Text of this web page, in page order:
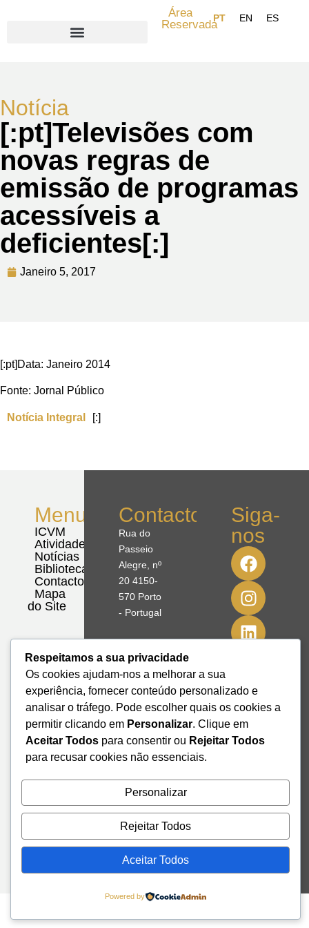
Área
Reservada
Notícia
[:pt]Televisões com
novas regras de
emissão de programas
acessíveis a
deficientes[:]
Janeiro 5, 2017
[:pt]Data: Janeiro 2014
Fonte: Jornal Público
Notícia Integral [:]
Menu
ICVM
Atividades
Notícias
Biblioteca
Contactos
Mapa
do Site
Contactos
Rua do
Passeio
Alegre, nº
20 4150-
570 Porto
- Portugal
N
8º39'41,76"
W
+351 228
328 115
geral@institutodemobilidade.org
a
Newsletter
Send
Siga-
nos
Respeitamos a sua privacidade
Os cookies ajudam-nos a melhorar a sua
experiência, fornecer conteúdo personalizado e
analisar o tráfego. Pode escolher quais os cookies a
permitir clicando em Personalizar. Clique em
Aceitar Todos para consentir ou Rejeitar Todos
para recusar cookies não essenciais.
Personalizar
Rejeitar Todos
Aceitar Todos
Powered by